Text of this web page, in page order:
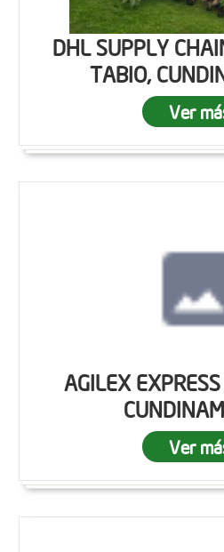
DHL SUPPLY
TABIO,
Ver
AGILEX
Ver